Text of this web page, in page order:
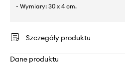
- Wymiary: 30 x 4 cm.
Szczegóły produktu
Dane produktu